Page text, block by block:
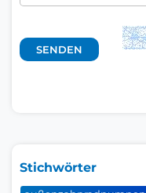
Stichwörter